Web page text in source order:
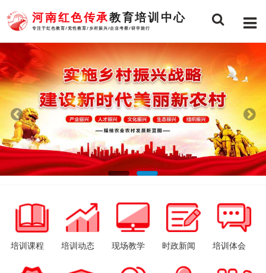
河南红色传承教育培训中心
专注于红色教育/党性教育/乡村振兴/企业考察/研学旅行
培训课程 培训动态 现场教学 时政新闻 培训体会